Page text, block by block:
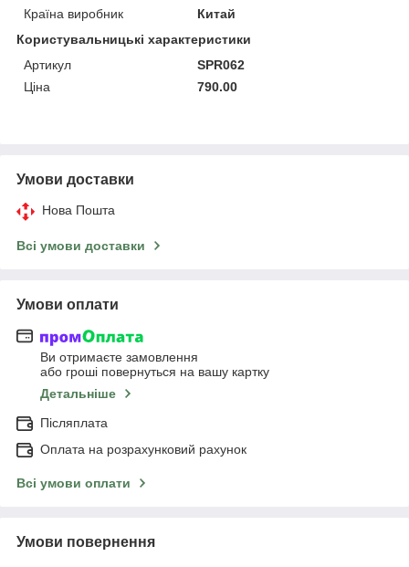
Країна виробник
Китай
Користувальницькі характеристики
Артикул
SPR062
Ціна
790.00
Умови доставки
Нова Пошта
Всі умови доставки
Умови оплати
Ви отримаєте замовлення
або гроші повернуться на вашу картку
Детальніше
Післяплата
Оплата на розрахунковий рахунок
Всі умови оплати
Умови повернення